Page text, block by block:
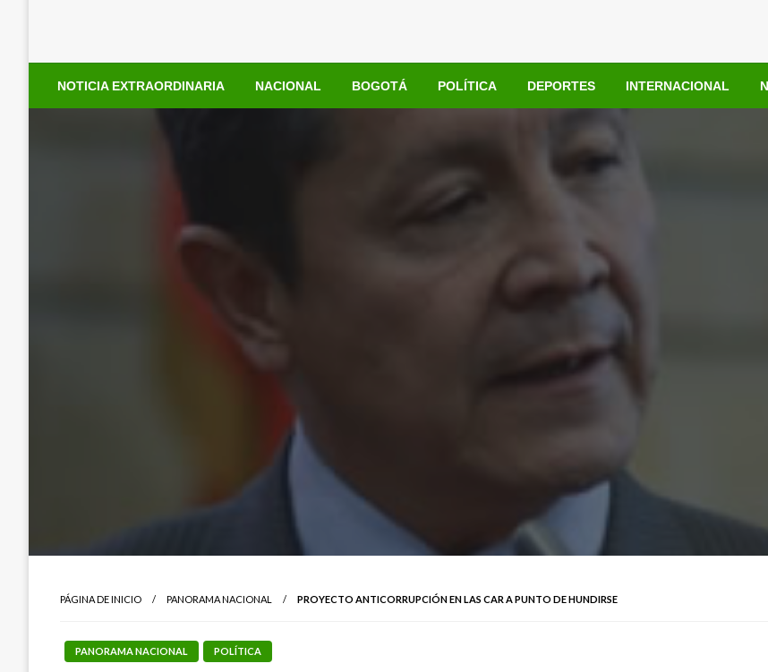
NOTICIA EXTRAORDINARIA NACIONAL BOGOTÁ POLÍTICA DEPORTES INTERNACIONAL
PÁGINA DE INICIO PANORAMA NACIONAL PROYECTO ANTICORRUPCIÓN EN LAS CAR A PUNTO DE HUNDIRSE
PANORAMA NACIONAL POLÍTICA